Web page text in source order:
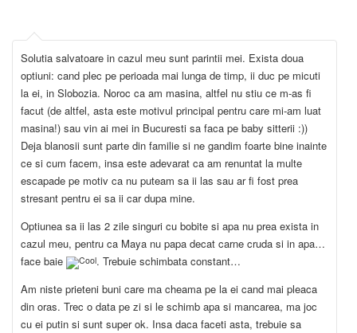
Solutia salvatoare in cazul meu sunt parintii mei. Exista doua
optiuni: cand plec pe perioada mai lunga de timp, ii duc pe micuti
la ei, in Slobozia. Noroc ca am masina, altfel nu stiu ce m-as fi
facut (de altfel, asta este motivul principal pentru care mi-am luat
masina!) sau vin ai mei in Bucuresti sa faca pe baby sitterii :))
Deja blanosii sunt parte din familie si ne gandim foarte bine inainte
ce si cum facem, insa este adevarat ca am renuntat la multe
escapade pe motiv ca nu puteam sa ii las sau ar fi fost prea
stresant pentru ei sa ii car dupa mine.
Optiunea sa ii las 2 zile singuri cu bobite si apa nu prea exista in
cazul meu, pentru ca Maya nu papa decat carne cruda si in apa…
face baie
. Trebuie schimbata constant…
Am niste prieteni buni care ma cheama pe la ei cand mai pleaca
din oras. Trec o data pe zi si le schimb apa si mancarea, ma joc
cu ei putin si sunt super ok. Insa daca faceti asta, trebuie sa